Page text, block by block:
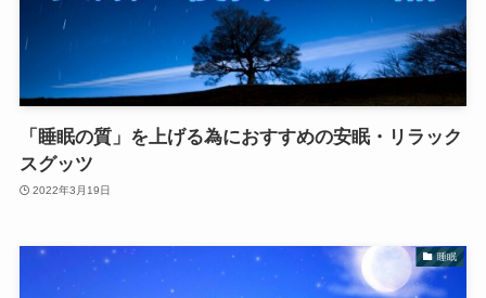
「睡眠の質」を上げる為におすすめの安眠・リラック
スグッツ
2022年3月19日
睡眠